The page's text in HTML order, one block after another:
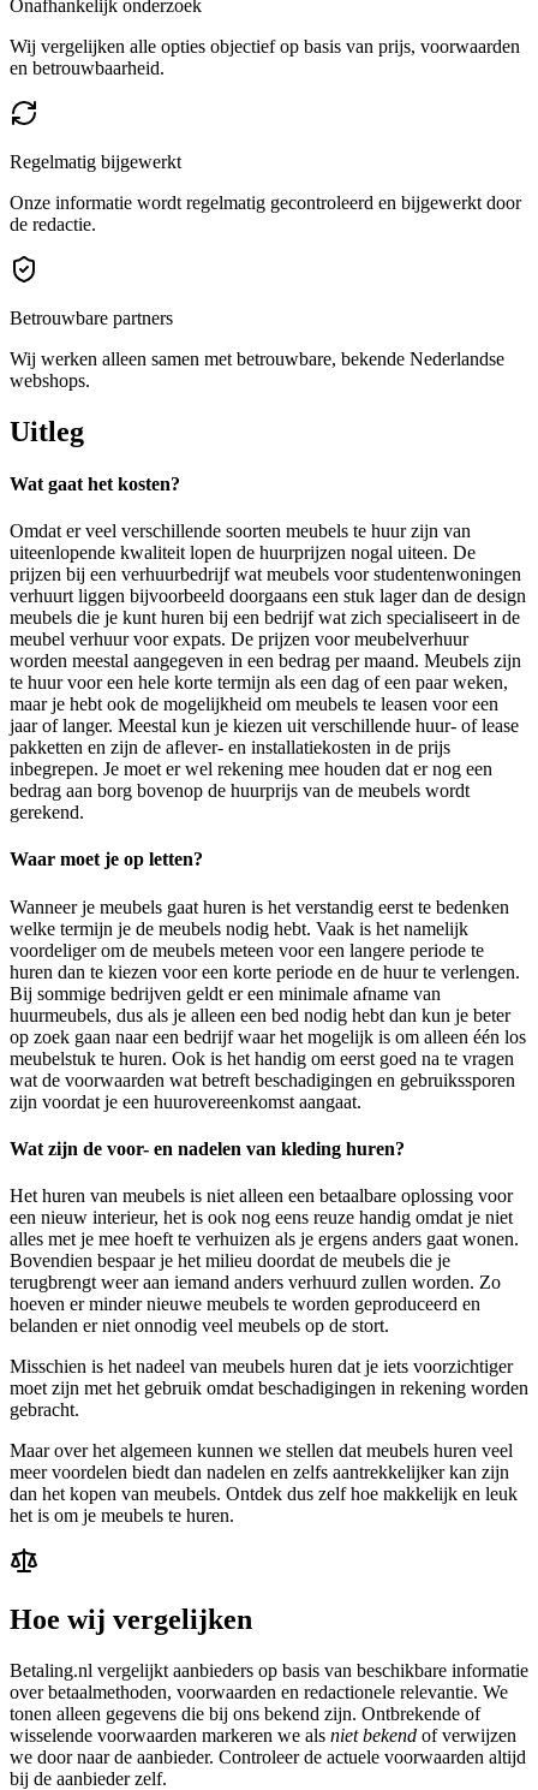
Onafhankelijk onderzoek
Wij vergelijken alle opties objectief op basis van prijs, voorwaarden
en betrouwbaarheid.
Regelmatig bijgewerkt
Onze informatie wordt regelmatig gecontroleerd en bijgewerkt door
de redactie.
Betrouwbare partners
Wij werken alleen samen met betrouwbare, bekende Nederlandse
webshops.
Uitleg
Wat gaat het kosten?
Omdat er veel verschillende soorten meubels te huur zijn van
uiteenlopende kwaliteit lopen de huurprijzen nogal uiteen. De
prijzen bij een verhuurbedrijf wat meubels voor studentenwoningen
verhuurt liggen bijvoorbeeld doorgaans een stuk lager dan de design
meubels die je kunt huren bij een bedrijf wat zich specialiseert in de
meubel verhuur voor expats. De prijzen voor meubelverhuur
worden meestal aangegeven in een bedrag per maand. Meubels zijn
te huur voor een hele korte termijn als een dag of een paar weken,
maar je hebt ook de mogelijkheid om meubels te leasen voor een
jaar of langer. Meestal kun je kiezen uit verschillende huur- of lease
pakketten en zijn de aflever- en installatiekosten in de prijs
inbegrepen. Je moet er wel rekening mee houden dat er nog een
bedrag aan borg bovenop de huurprijs van de meubels wordt
gerekend.
Waar moet je op letten?
Wanneer je meubels gaat huren is het verstandig eerst te bedenken
welke termijn je de meubels nodig hebt. Vaak is het namelijk
voordeliger om de meubels meteen voor een langere periode te
huren dan te kiezen voor een korte periode en de huur te verlengen.
Bij sommige bedrijven geldt er een minimale afname van
huurmeubels, dus als je alleen een bed nodig hebt dan kun je beter
op zoek gaan naar een bedrijf waar het mogelijk is om alleen één los
meubelstuk te huren. Ook is het handig om eerst goed na te vragen
wat de voorwaarden wat betreft beschadigingen en gebruikssporen
zijn voordat je een huurovereenkomst aangaat.
Wat zijn de voor- en nadelen van kleding huren?
Het huren van meubels is niet alleen een betaalbare oplossing voor
een nieuw interieur, het is ook nog eens reuze handig omdat je niet
alles met je mee hoeft te verhuizen als je ergens anders gaat wonen.
Bovendien bespaar je het milieu doordat de meubels die je
terugbrengt weer aan iemand anders verhuurd zullen worden. Zo
hoeven er minder nieuwe meubels te worden geproduceerd en
belanden er niet onnodig veel meubels op de stort.
Misschien is het nadeel van meubels huren dat je iets voorzichtiger
moet zijn met het gebruik omdat beschadigingen in rekening worden
gebracht.
Maar over het algemeen kunnen we stellen dat meubels huren veel
meer voordelen biedt dan nadelen en zelfs aantrekkelijker kan zijn
dan het kopen van meubels. Ontdek dus zelf hoe makkelijk en leuk
het is om je meubels te huren.
Hoe wij vergelijken
Betaling.nl vergelijkt aanbieders op basis van beschikbare informatie
over betaalmethoden, voorwaarden en redactionele relevantie. We
tonen alleen gegevens die bij ons bekend zijn. Ontbrekende of
wisselende voorwaarden markeren we als niet bekend of verwijzen
we door naar de aanbieder. Controleer de actuele voorwaarden altijd
bij de aanbieder zelf.